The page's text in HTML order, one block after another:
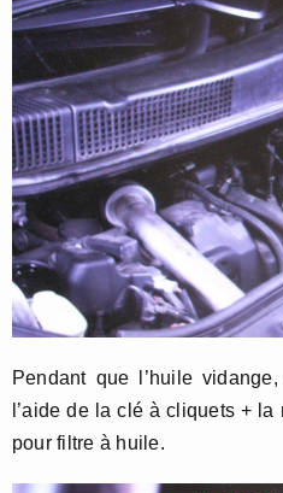
Pendant que l’huile
l’aide de la clé à cliquets +
pour filtre à huile.